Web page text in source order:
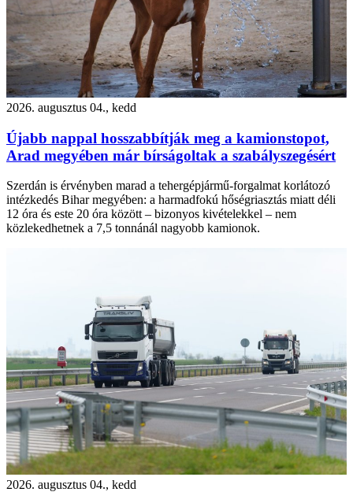
2026. augusztus 04., kedd
Újabb nappal hosszabbítják meg a kamionstopot,
Arad megyében már bírságoltak a szabályszegésért
Szerdán is érvényben marad a tehergépjármű-forgalmat korlátozó
intézkedés Bihar megyében: a harmadfokú hőségriasztás miatt déli
12 óra és este 20 óra között – bizonyos kivételekkel – nem
közlekedhetnek a 7,5 tonnánál nagyobb kamionok.
2026. augusztus 04., kedd